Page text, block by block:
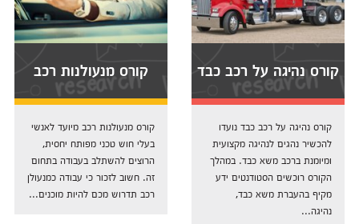
קורס נהיגה על רכב כבד
קורס נהיגה על רכב כבד נועדו
להכשיר נהגים לנהיגה מקצועית
ומיומנת ברכב משא כבד. במהלך
הקורס רוכשים הסטודנטים ידע
מקיף בהעברת משא כבד,
נהיגה...
קורס מנעולנות רכב
קורס מנעולנות רכב מיועד לאנשי
בעלי חוש טכני מפותח יחסית,
הרוצים להשתלב בעבודה בתחום
זה. חשוב לזכור כי עבודה כמנעולן
רכב תדרוש מכם להיות מוכנים...